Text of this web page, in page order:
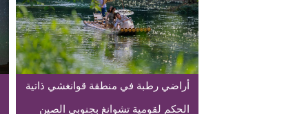
أراضي رطبة في منطقة قوانغشي ذاتية
الحكم لقومية تشوانغ بجنوبي الصين